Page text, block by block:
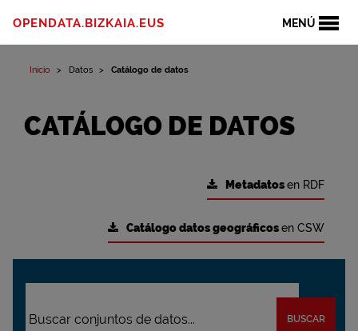
MENÚ
OPENDATA.BIZKAIA.EUS
Inicio Datos Catálogo de datos
CATÁLOGO DE DATOS
Metadatosen RDF
Catálogo datos geográficosen CSW
BUSCAR